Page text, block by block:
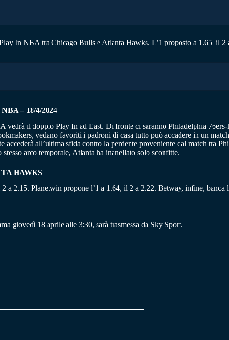
In NBA tra Chicago Bulls e Atlanta Hawks. L’1 proposto a 1.65, il 2
– 18/4/2024
vedrà il doppio Play In ad East. Di fronte ci saranno Philadelphia
vedano favoriti i padroni di casa tutto può accadere in un
all’ultima sfida contro la perdente proveniente dal match tra
arco temporale, Atlanta ha inanellato solo sconfitte.
HAWKS
2.15. Planetwin propone l’1 a 1.64, il 2 a 2.22. Betway, infine, banca
giovedì 18 aprile alle 3:30, sarà trasmessa da Sky Sport.